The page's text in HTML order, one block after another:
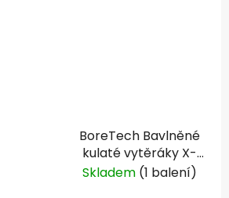
BoreTech Bavlněné
kulaté vytěráky X-
Count .25-.284
Skladem (1 balení)